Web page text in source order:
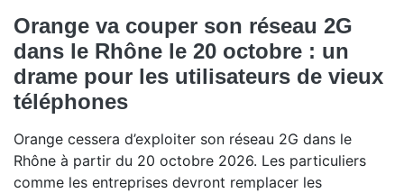
Orange va couper son réseau 2G
dans le Rhône le 20 octobre : un
drame pour les utilisateurs de vieux
téléphones
Orange cessera d’exploiter son réseau 2G dans le
Rhône à partir du 20 octobre 2026. Les particuliers
comme les entreprises devront remplacer les